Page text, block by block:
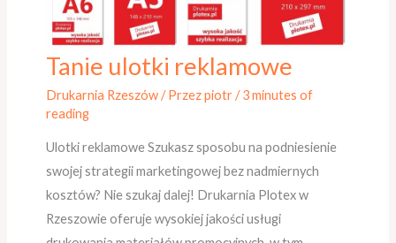
Tanie ulotki reklamowe
Drukarnia Rzeszów/ Przezpiotr/3 minutes of
reading
Ulotki reklamowe Szukasz sposobu na podniesienie
swojej strategii marketingowej bez nadmiernych
kosztów? Nie szukaj dalej! Drukarnia Plotex w
Rzeszowie oferuje wysokiej jakości usługi
Tanie
ulotki
reklamowe